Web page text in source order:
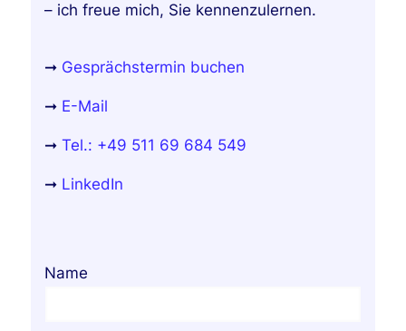
– ich freue mich, Sie kennenzulernen.
➞ Gesprächstermin buchen
➞ E-Mail
➞Tel.: +49 511 69 684 549
➞ LinkedIn
Name